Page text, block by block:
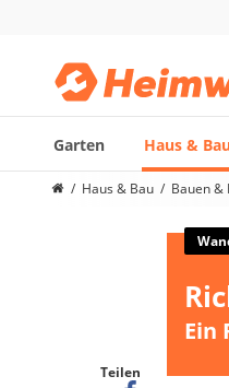
Garten Haus & Bau
Die beliebtesten
Außenleuchte mit
Smart-Home-
Haus & Bau Bauen &
Teilen
Ein